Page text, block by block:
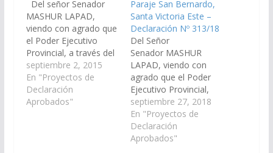
Del señor Senador
MASHUR LAPAD,
viendo con agrado que
el Poder Ejecutivo
Provincial, a través del
ministerio de
Economía,
Infraestructura y
Servicios Públicos,
septiembre 2, 2015
En "Proyectos de
Declaración
Aprobados"
Paraje San Bernardo,
Santa Victoria Este –
Declaración Nº 313/18
Del Señor
Senador MASHUR
LAPAD, viendo con
agrado que el Poder
Ejecutivo Provincial,
incorpore en el
Presupuesto General
de la Provincia –
Ejercicio 2019 la obra
septiembre 27, 2018
En "Proyectos de
Declaración
Aprobados"